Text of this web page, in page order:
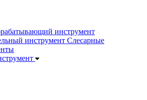
инструмент
инструмент Слесарные